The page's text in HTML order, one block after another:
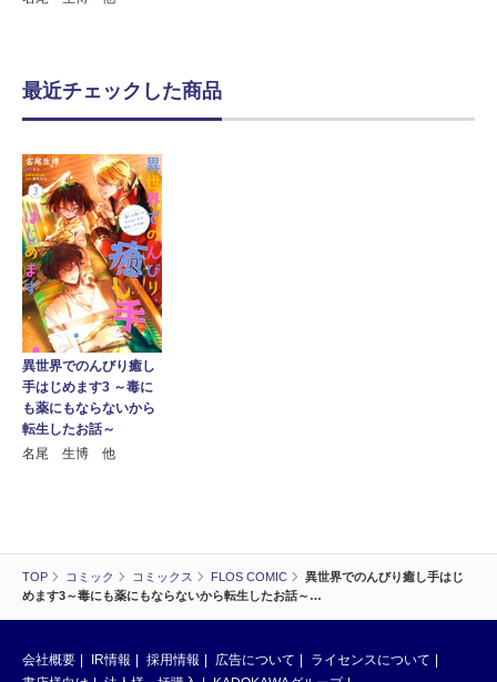
TOP コミック コミックス FLOS COMIC
異世界でのんびり癒し手はじ
めます3～毒にも薬にもならないから転生したお話～…
最近チェックした商品
異世界でのんびり癒し
手はじめます3 ～毒に
も薬にもならないから
転生したお話～
名尾 生博 他
会社概要 IR情報 採用情報 広告について
ライセンスについて